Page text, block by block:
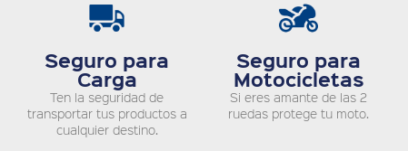
Seguro para
Carga
Ten la seguridad de
transportar tus productos a
cualquier destino.
Seguro para
Motocicletas
Si eres amante de las 2
ruedas protege tu moto.